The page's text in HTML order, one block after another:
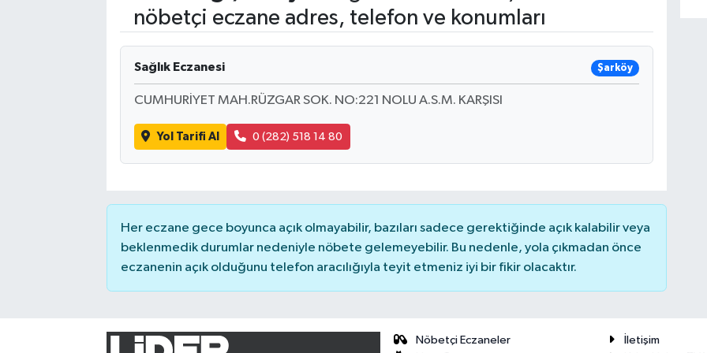
nöbetçi eczane adres, telefon ve konumları
Sağlık Eczanesi Şarköy
CUMHURİYET MAH.RÜZGAR SOK. NO:221 NOLU A.S.M. KARŞISI
Yol Tarifi Al 0 (282) 518 14 80
Her eczane gece boyunca açık olmayabilir, bazıları sadece gerektiğinde açık kalabilir veya
beklenmedik durumlar nedeniyle nöbete gelemeyebilir. Bu nedenle, yola çıkmadan önce
eczanenin açık olduğunu telefon aracılığıyla teyit etmeniz iyi bir fikir olacaktır.
Nöbetçi Eczaneler
İletişim
Lider Haber TV Canlı Yayın izle